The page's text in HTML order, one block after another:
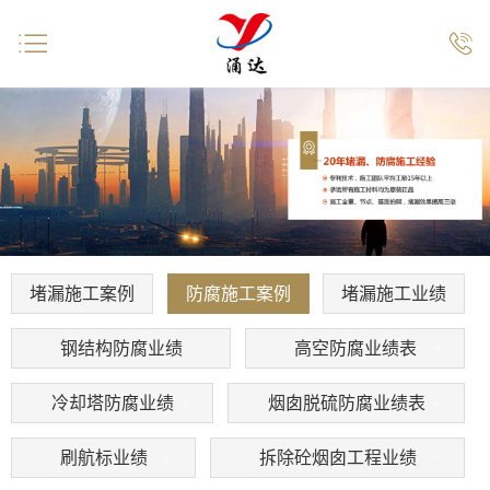
堵漏施工案例 防腐施工案例 堵漏施工业绩
钢结构防腐业绩 高空防腐业绩表
冷却塔防腐业绩 烟囱脱硫防腐业绩表
刷航标业绩 拆除砼烟囱工程业绩
 